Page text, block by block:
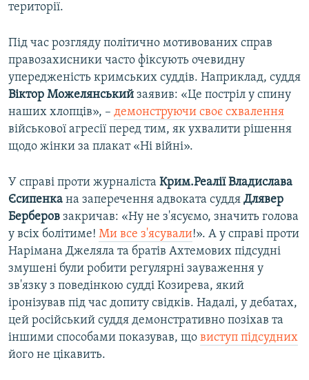
території.
Під час розгляду політично мотивованих справ
правозахисники часто фіксують очевидну
упередженість кримських суддів. Наприклад, суддя
Віктор Можелянський заявив: «Це постріл у спину
наших хлопців», – демонструючи своє схвалення
військової агресії перед тим, як ухвалити рішення
щодо жінки за плакат «Ні війні».
У справі проти журналіста Крим.Реалії Владислава
Єсипенка на заперечення адвоката суддя Длявер
Берберов закричав: «Ну не з'ясуємо, значить голова
у всіх болітиме! Ми все з'ясували!». А у справі проти
Нарімана Джеляла та братів Ахтемових підсудні
змушені були робити регулярні зауваження у
зв'язку з поведінкою судді Козирева, який
іронізував під час допиту свідків. Надалі, у дебатах,
цей російський суддя демонстративно позіхав та
іншими способами показував, що виступ підсудних
його не цікавить.